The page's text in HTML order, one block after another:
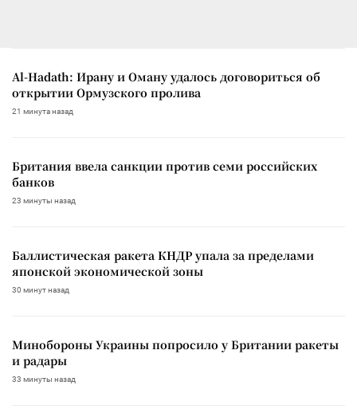
Al-Hadath: Ирану и Оману удалось договориться об
открытии Ормузского пролива
21 минута назад
Британия ввела санкции против семи российских
банков
23 минуты назад
Баллистическая ракета КНДР упала за пределами
японской экономической зоны
30 минут назад
Минобороны Украины попросило у Британии ракеты
и радары
33 минуты назад